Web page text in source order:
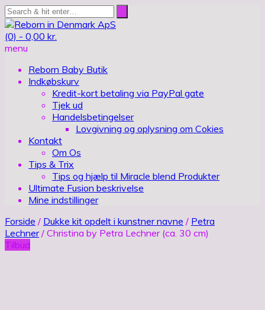
(0) - 0,00 kr.
menu
Reborn Baby Butik
Indkøbskurv
Kredit-kort betaling via PayPal gate
Tjek ud
Handelsbetingelser
Lovgivning og oplysning om Cokies
Kontakt
Om Os
Tips & Trix
Tips og hjælp til Miracle blend Produkter
Ultimate Fusion beskrivelse
Mine indstillinger
Forside / Dukke kit opdelt i kunstner navne / Petra
Lechner/ Christina by Petra Lechner (ca. 30 cm)
Tilbud